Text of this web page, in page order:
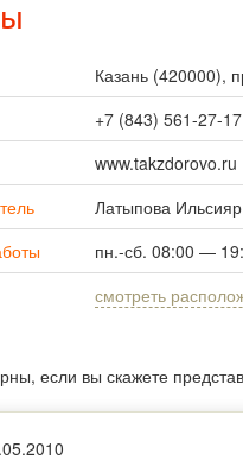
Казань (420000),
+7 (843) 561-27-17
www.takzdorovo.ru
Латыпова
пн.-сб. 08:00 —
смотреть
если вы скажете